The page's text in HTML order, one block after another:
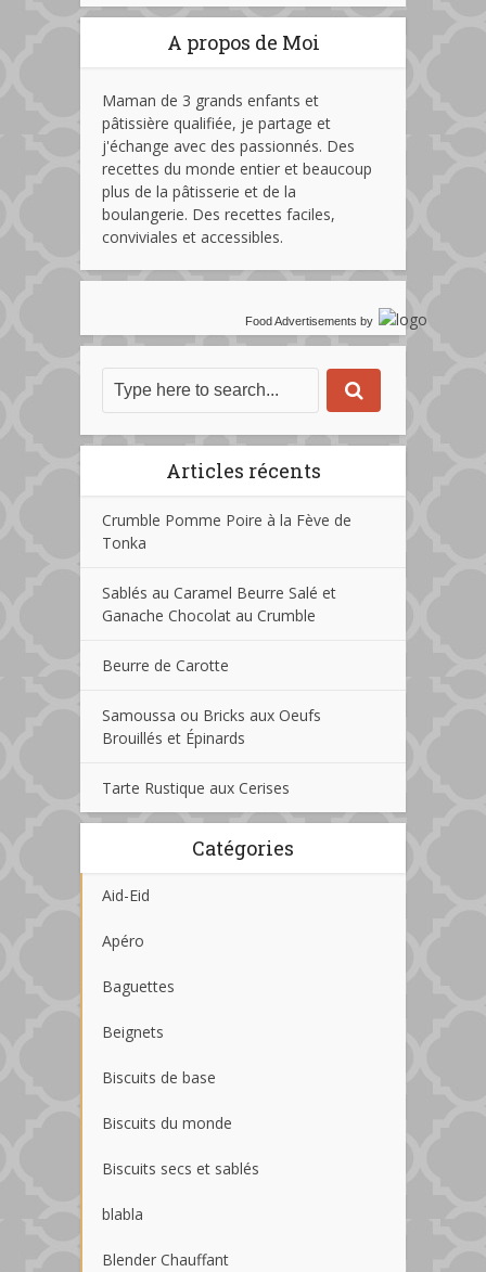
A propos de Moi
Maman de 3 grands enfants et
pâtissière qualifiée, je partage et
j'échange avec des passionnés. Des
recettes du monde entier et beaucoup
plus de la pâtisserie et de la
boulangerie. Des recettes faciles,
conviviales et accessibles.
Food Advertisements by
Articles récents
Crumble Pomme Poire à la Fève de
Tonka
Sablés au Caramel Beurre Salé et
Ganache Chocolat au Crumble
Beurre de Carotte
Samoussa ou Bricks aux Oeufs
Brouillés et Épinards
Tarte Rustique aux Cerises
Catégories
Aid-Eid
Apéro
Baguettes
Beignets
Biscuits de base
Biscuits du monde
Biscuits secs et sablés
blabla
Blender Chauffant